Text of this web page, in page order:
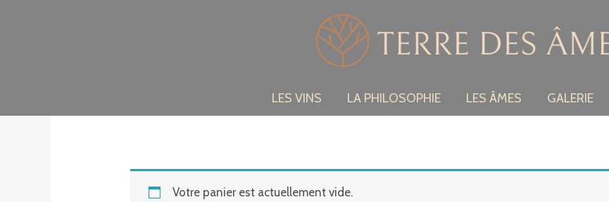
LES VINS LA PHILOSOPHIE LES ÂMES GALERIE
Votre panier est actuellement vide.